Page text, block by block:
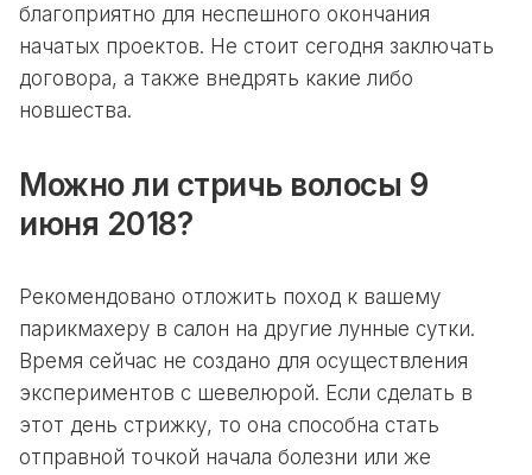
благоприятно для неспешного окончания
начатых проектов. Не стоит сегодня заключать
договора, а также внедрять какие либо
новшества.
Можно ли стричь волосы 9
июня 2018?
Рекомендовано отложить поход к вашему
парикмахеру в салон на другие лунные сутки.
Время сейчас не создано для осуществления
экспериментов с шевелюрой. Если сделать в
этот день стрижку, то она способна стать
отправной точкой начала болезни или же